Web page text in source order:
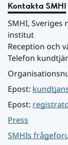
Kontakta SMHI
SMHI,
institut
Reception och
Telefon
Epost:
Epost:
Press
SMHIs